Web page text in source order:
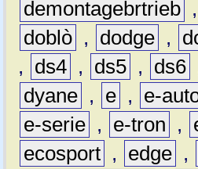
demontagebrtrieb ,
doblò , dodge ,
,
ds4 , ds5 , ds6
dyane , e , e-
e-serie , e-tron ,
ecosport , edge ,